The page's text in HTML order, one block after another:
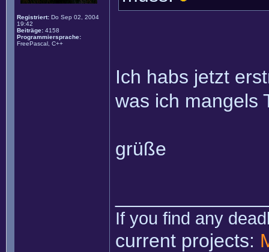
Registriert: Do Sep 02, 2004
19:42
Beiträge: 4158
Programmiersprache:
FreePascal, C++
Ich habs jetzt
was ich mangels
grüße
If you find any
current projects: